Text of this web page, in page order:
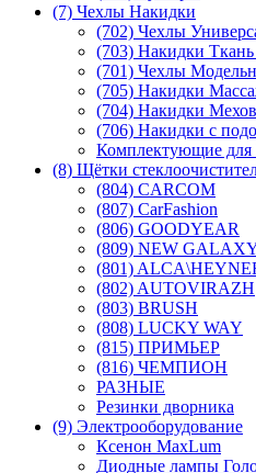
(7) Чехлы Накидки
(702) Чехлы
(703) Накидки
(701) Чехлы
(705) Накидки
(704) Накидки
(706) Накидки с
Комплектующие для
(8) Щётки
(804) CARCOM
(807) CarFashion
(806) GOODYEAR
(809) NEW
(801)
(802) AUTOVIRAZH
(803) BRUSH
(808) LUCKY WAY
(815) ПРИМЬЕР
(816) ЧЕМПИОН
РАЗНЫЕ
Резинки дворника
(9) Электрооборудование
Ксенон MaxLum
Диодные лампы